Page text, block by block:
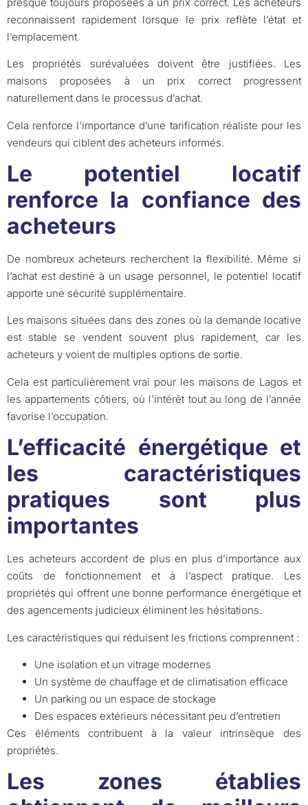
reconnaissent rapidement lorsque le prix reflète l’état et
l’emplacement.
Les propriétés surévaluées doivent être justifiées. Les
maisons proposées à un prix correct progressent
naturellement dans le processus d’achat.
Cela renforce l’importance d’une tarification réaliste pour les
vendeurs qui ciblent des acheteurs informés.
Le potentiel locatif
renforce la confiance des
acheteurs
De nombreux acheteurs recherchent la flexibilité. Même si
l’achat est destiné à un usage personnel, le potentiel locatif
apporte une sécurité supplémentaire.
Les maisons situées dans des zones où la demande locative
est stable se vendent souvent plus rapidement, car les
acheteurs y voient de multiples options de sortie.
Cela est particulièrement vrai pour les maisons de Lagos et
les appartements côtiers, où l’intérêt tout au long de l’année
favorise l’occupation.
L’efficacité énergétique et
les caractéristiques
pratiques sont plus
importantes
Les acheteurs accordent de plus en plus d’importance aux
coûts de fonctionnement et à l’aspect pratique. Les
propriétés qui offrent une bonne performance énergétique et
des agencements judicieux éliminent les hésitations.
Les caractéristiques qui réduisent les frictions comprennent :
Une isolation et un vitrage modernes
Un système de chauffage et de climatisation efficace
Un parking ou un espace de stockage
Des espaces extérieurs nécessitant peu d’entretien
Ces éléments contribuent à la valeur intrinsèque des
propriétés.
Les zones établies